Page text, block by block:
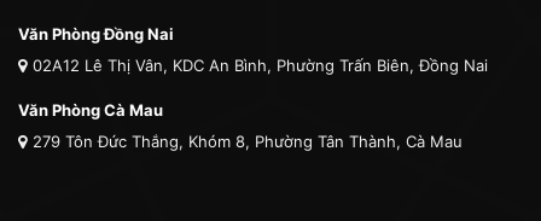
Văn Phòng Đồng Nai
02A12 Lê Thị Vân, KDC An Bình, Phường Trấn Biên, Đồng Nai
Văn Phòng Cà Mau
279 Tôn Đức Thắng, Khóm 8, Phường Tân Thành, Cà Mau